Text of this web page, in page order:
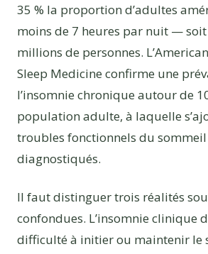
35 % la proportion d’adultes
moins de 7 heures par nuit —
millions de personnes.
Sleep Medicine confirme une
l’insomnie chronique autour de
population adulte, à laquelle
troubles fonctionnels du
diagnostiqués.
Il faut distinguer trois réalités
confondues. L’insomnie clinique
difficulté à initier ou maintenir le